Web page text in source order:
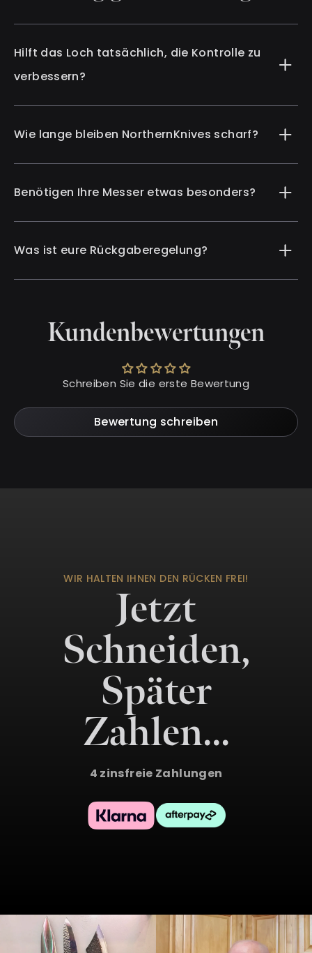
Hilft das Loch tatsächlich, die Kontrolle zu
verbessern?
Wie lange bleiben NorthernKnives scharf?
Benötigen Ihre Messer etwas besonders?
Was ist eure Rückgaberegelung?
Kundenbewertungen
Schreiben Sie die erste Bewertung
Bewertung schreiben
WIR HALTEN IHNEN DEN RÜCKEN FREI!
Jetzt
Schneiden,
Später
Zahlen…
4 zinsfreie Zahlungen